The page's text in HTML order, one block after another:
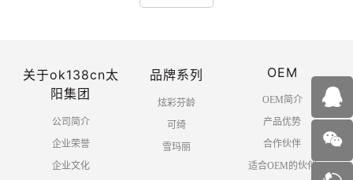
关于ok138cn太
阳集团
公司简介
企业荣誉
企业文化
品牌系列
炫彩芬龄
可绮
雪玛丽
OEM
OEM简介
产品优势
合作伙伴
适合OEM的伙伴